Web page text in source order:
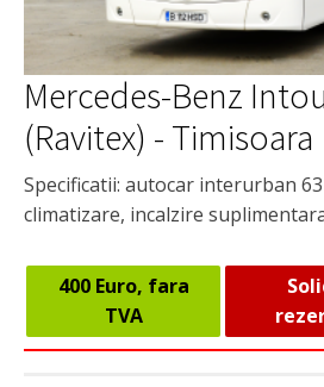
Mercedes-Benz
(Ravitex) - Timisoara
Specificatii: autocar interurban
climatizare, incalzire
400 Euro, fara
TVA